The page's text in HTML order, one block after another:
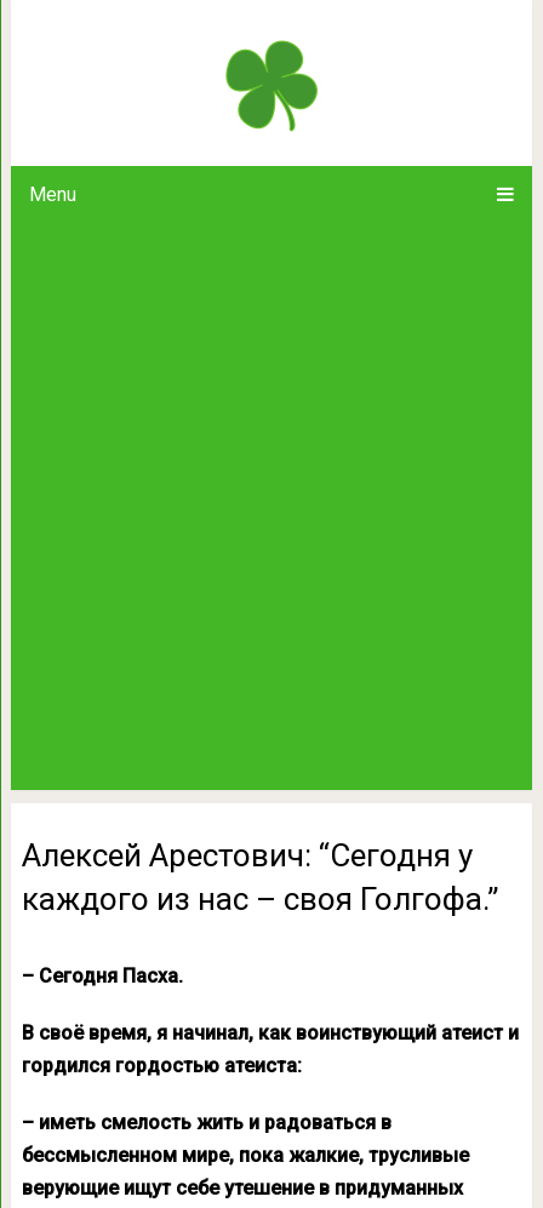
Menu
Алексей Арестович: “Сегодня у
Алексей Арестович: “Сегодня у
каждого из нас – своя Голгофа.”
– Сегодня Пасха.
В своё время, я начинал, как воинствующий атеист и
гордился гордостью атеиста:
– иметь смелость жить и радоваться в
бессмысленном мире, пока жалкие, трусливые
верующие ищут себе утешение в придуманных